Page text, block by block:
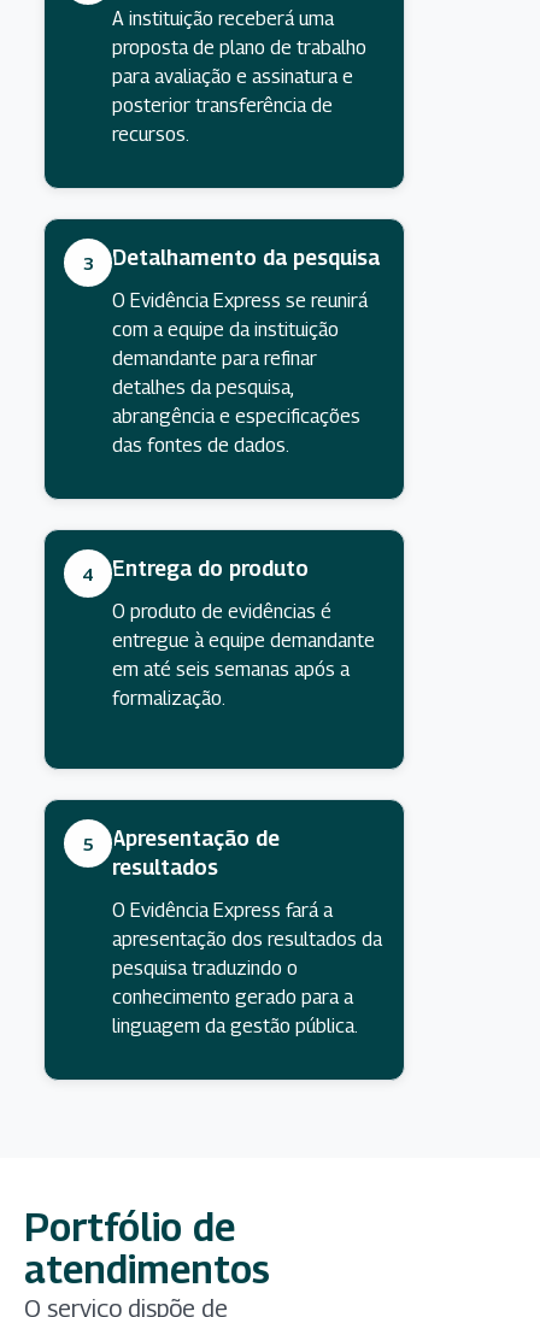
A instituição receberá uma
proposta de plano de trabalho
para avaliação e assinatura e
posterior transferência de
recursos.
3 Detalhamento da pesquisa
O Evidência Express se reunirá
com a equipe da instituição
demandante para refinar
detalhes da pesquisa,
abrangência e especificações
das fontes de dados.
4 Entrega do produto
O produto de evidências é
entregue à equipe demandante
em até seis semanas após a
formalização.
5
Apresentação de
resultados
O Evidência Express fará a
apresentação dos resultados da
pesquisa traduzindo o
conhecimento gerado para a
linguagem da gestão pública.
Portfólio de
atendimentos
O serviço dispõe de